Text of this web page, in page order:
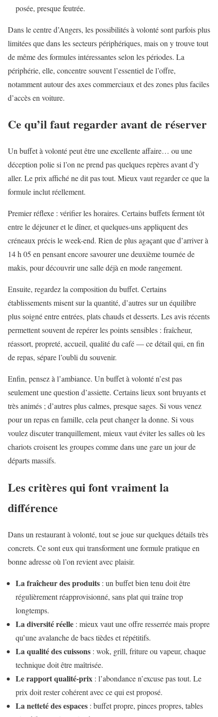
posée, presque feutrée.
Dans le centre d’Angers, les possibilités à volonté sont parfois plus
limitées que dans les secteurs périphériques, mais on y trouve tout
de même des formules intéressantes selon les périodes. La
périphérie, elle, concentre souvent l’essentiel de l’offre,
notamment autour des axes commerciaux et des zones plus faciles
d’accès en voiture.
Ce qu’il faut regarder avant de réserver
Un buffet à volonté peut être une excellente affaire… ou une
déception polie si l’on ne prend pas quelques repères avant d’y
aller. Le prix affiché ne dit pas tout. Mieux vaut regarder ce que la
formule inclut réellement.
Premier réflexe : vérifier les horaires. Certains buffets ferment tôt
entre le déjeuner et le dîner, et quelques-uns appliquent des
créneaux précis le week-end. Rien de plus agaçant que d’arriver à
14 h 05 en pensant encore savourer une deuxième tournée de
makis, pour découvrir une salle déjà en mode rangement.
Ensuite, regardez la composition du buffet. Certains
établissements misent sur la quantité, d’autres sur un équilibre
plus soigné entre entrées, plats chauds et desserts. Les avis récents
permettent souvent de repérer les points sensibles : fraîcheur,
réassort, propreté, accueil, qualité du café — ce détail qui, en fin
de repas, sépare l’oubli du souvenir.
Enfin, pensez à l’ambiance. Un buffet à volonté n’est pas
seulement une question d’assiette. Certains lieux sont bruyants et
très animés ; d’autres plus calmes, presque sages. Si vous venez
pour un repas en famille, cela peut changer la donne. Si vous
voulez discuter tranquillement, mieux vaut éviter les salles où les
chariots croisent les groupes comme dans une gare un jour de
départs massifs.
Les critères qui font vraiment la
différence
Dans un restaurant à volonté, tout se joue sur quelques détails très
concrets. Ce sont eux qui transforment une formule pratique en
bonne adresse où l’on revient avec plaisir.
La fraîcheur des produits : un buffet bien tenu doit être
régulièrement réapprovisionné, sans plat qui traîne trop
longtemps.
La diversité réelle : mieux vaut une offre resserrée mais propre
qu’une avalanche de bacs tièdes et répétitifs.
La qualité des cuissons : wok, grill, friture ou vapeur, chaque
technique doit être maîtrisée.
Le rapport qualité-prix : l’abondance n’excuse pas tout. Le
prix doit rester cohérent avec ce qui est proposé.
La netteté des espaces : buffet propre, pinces propres, tables